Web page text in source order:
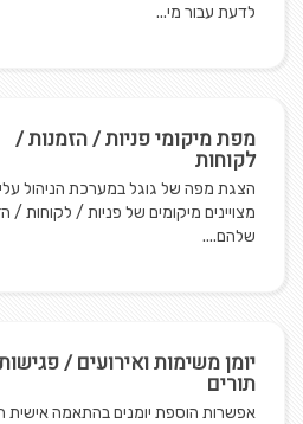
לדעת עבור מי...
מפת מיקומי פניות / הזמנות /
לקוחות
הצגת מפה של גוגל במערכת הניהול
מצויינים מיקומים של פניות / לקוחות
שלהם....
יומן משימות ואירועים /
תורים
אפשרות הוספת יומנים בהתאמה אישית